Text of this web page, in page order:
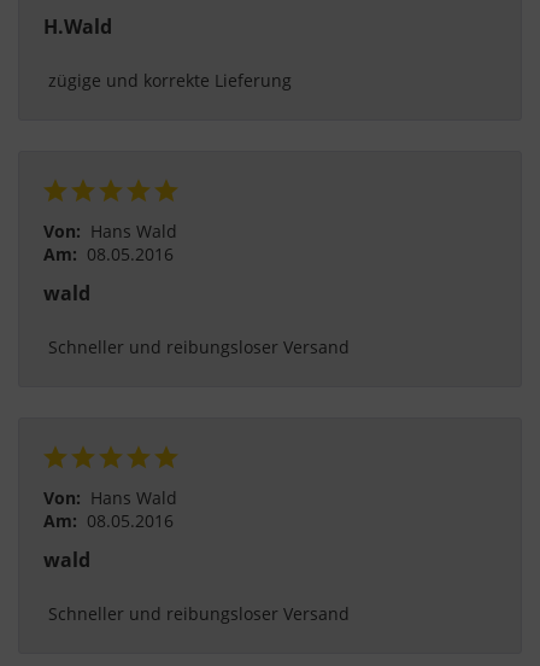
H.Wald
zügige und korrekte Lieferung
Von: Hans Wald
Am: 08.05.2016
wald
Schneller und reibungsloser Versand
Von: Hans Wald
Am: 08.05.2016
wald
Schneller und reibungsloser Versand